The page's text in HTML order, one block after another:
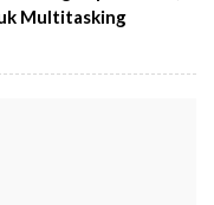
Multitasking